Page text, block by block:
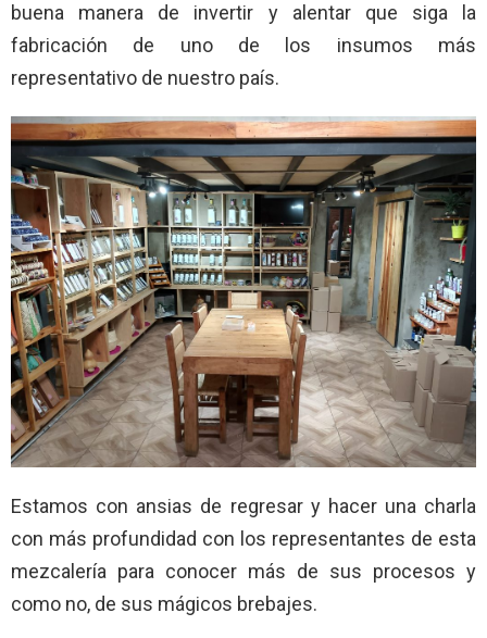
buena manera de invertir y alentar que siga la
fabricación de uno de los insumos más
representativo de nuestro país.
Estamos con ansias de regresar y hacer una charla
con más profundidad con los representantes de esta
mezcalería para conocer más de sus procesos y
como no, de sus mágicos brebajes.